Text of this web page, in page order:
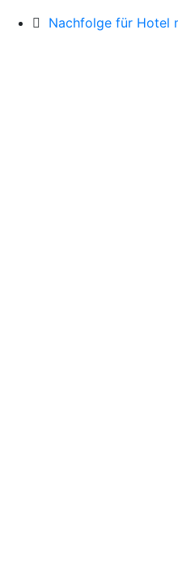
Nachfolge für Hotel